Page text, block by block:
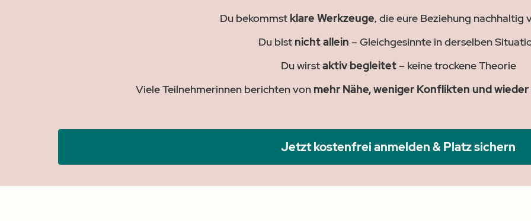
Du bekommst klare Werkzeuge, die eure Beziehung nachhaltig
Du bist nicht allein – Gleichgesinnte in derselben
Du wirstaktiv begleitet– keine trockene Theorie
Viele Teilnehmerinnen berichten von mehr Nähe, weniger Konflikten und
Jetzt kostenfrei anmelden & Platz sichern